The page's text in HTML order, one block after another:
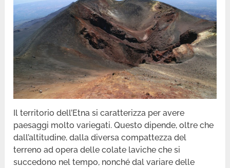
Il territorio dell’Etna si caratterizza per avere
paesaggi molto variegati. Questo dipende, oltre che
dall’altitudine, dalla diversa compattezza del
terreno ad opera delle colate laviche che si
succedono nel tempo, nonché dal variare delle